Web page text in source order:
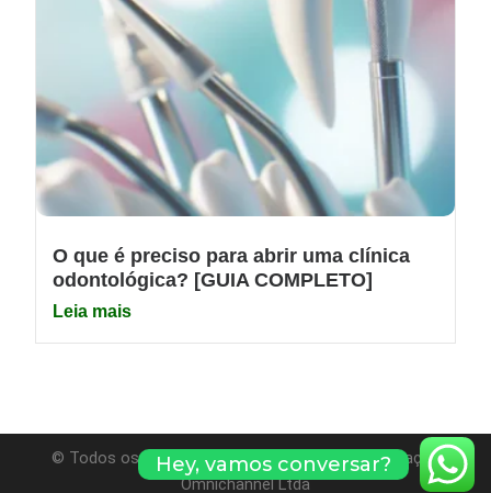
O que é preciso para abrir uma clínica
odontológica? [GUIA COMPLETO]
Leia mais
© Todos os direitos reservados. Evolvy Comunicação
Omnichannel Ltda
Hey, vamos conversar?